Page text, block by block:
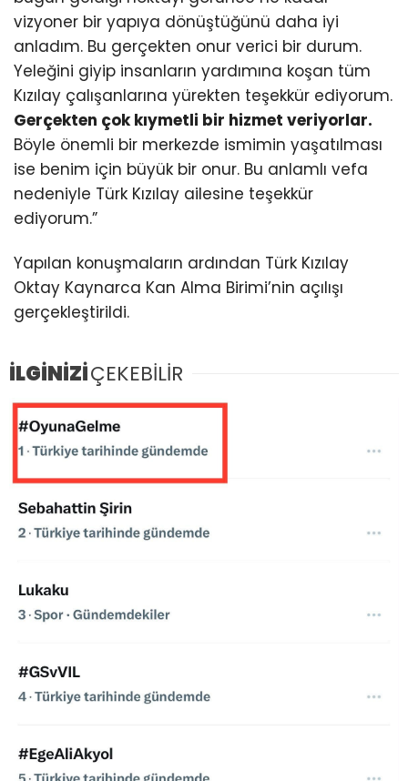
vizyoner bir yapıya dönüştüğünü daha iyi
anladım. Bu gerçekten onur verici bir durum.
Yeleğini giyip insanların yardımına koşan tüm
Kızılay çalışanlarına yürekten teşekkür ediyorum.
Gerçekten çok kıymetli bir hizmet veriyorlar.
Böyle önemli bir merkezde ismimin yaşatılması
ise benim için büyük bir onur. Bu anlamlı vefa
nedeniyle Türk Kızılay ailesine teşekkür
ediyorum.”
Yapılan konuşmaların ardından Türk Kızılay
Oktay Kaynarca Kan Alma Birimi’nin açılışı
gerçekleştirildi.
İLGİNİZİÇEKEBİLİR